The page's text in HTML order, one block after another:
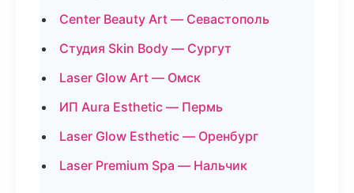
Center Beauty Art — Севастополь
Студия Skin Body — Сургут
Laser Glow Art — Омск
ИП Aura Esthetic — Пермь
Laser Glow Esthetic — Оренбург
Laser Premium Spa — Нальчик